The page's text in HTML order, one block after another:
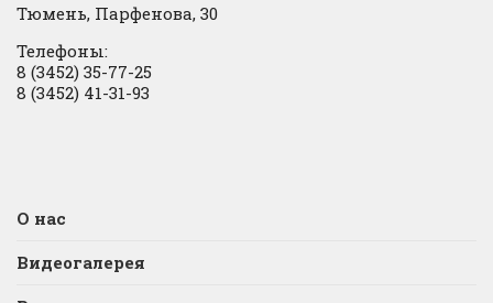
Тюмень, Парфенова, 30
Телефоны:
8 (3452) 35-77-25
8 (3452) 41-31-93
О нас
Видеогалерея